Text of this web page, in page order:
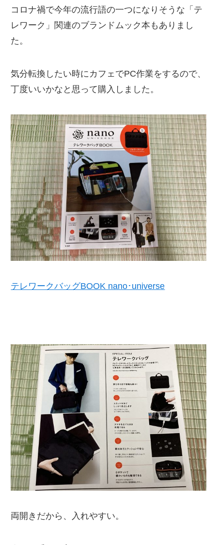
コロナ禍で今年の流行語の一つになりそうな「テ
レワーク」関連のブランドムック本もありまし
た。
気分転換したい時にカフェでPC作業をするので、
丁度いいかなと思って購入しました。
テレワークバッグBOOK nano･universe
両開きだから、入れやすい。